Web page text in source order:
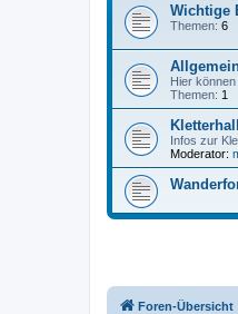
Wichtige
Themen: 6
Hier
Themen: 1
Infos zur
Moderator:
Foren-Übersicht